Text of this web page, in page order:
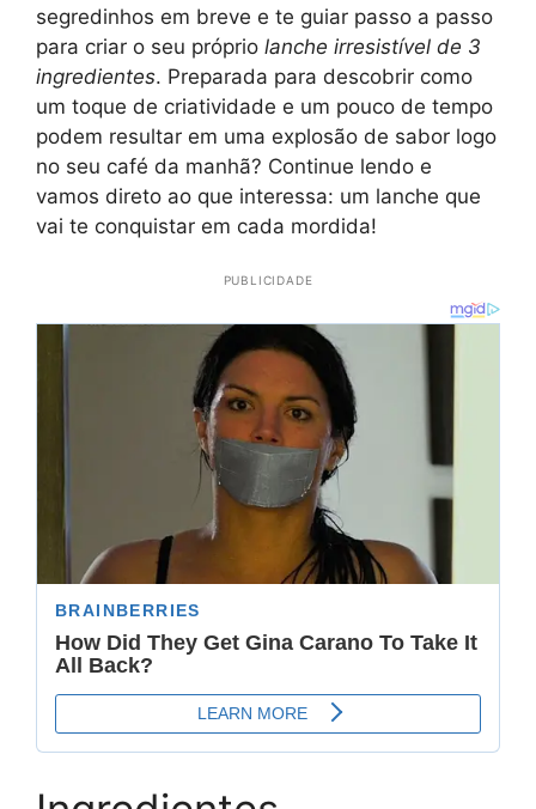
segredinhos em breve e te guiar passo a passo
para criar o seu próprio lanche irresistível de 3
ingredientes. Preparada para descobrir como
um toque de criatividade e um pouco de tempo
podem resultar em uma explosão de sabor logo
no seu café da manhã? Continue lendo e
vamos direto ao que interessa: um lanche que
vai te conquistar em cada mordida!
PUBLICIDADE